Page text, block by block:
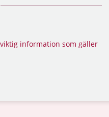
information som gäller